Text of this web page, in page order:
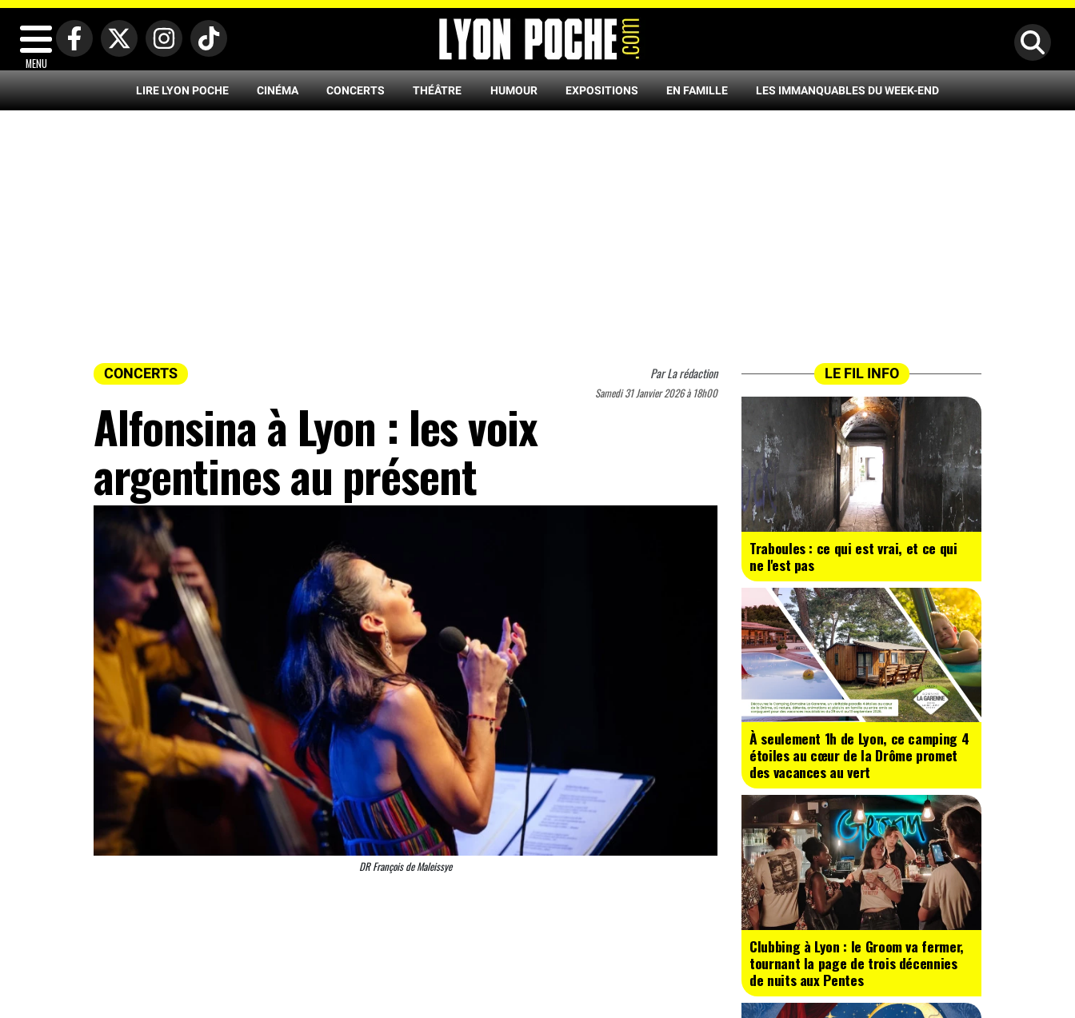
MENU
LIRE LYON POCHE CINÉMA CONCERTS THÉÂTRE HUMOUR EXPOSITIONS EN FAMILLE LES IMMANQUABLES DU WEEK-END
CONCERTS ParLa rédaction
Samedi 31 Janvier 2026 à 18h00
Alfonsina à Lyon : les voix
argentines au présent
DR François de Maleissye
LE FIL INFO
Traboules : ce qui est vrai, et ce qui
ne l'est pas
À seulement 1h de Lyon, ce camping 4
étoiles au cœur de la Drôme promet
des vacances au vert
Clubbing à Lyon : le Groom va fermer,
tournant la page de trois décennies
de nuits aux Pentes